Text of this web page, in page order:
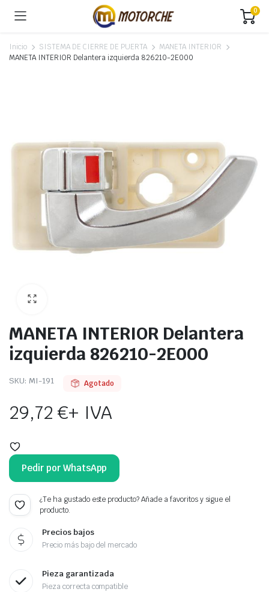
0
Inicio SISTEMA DE CIERRE DE PUERTA
MANETA INTERIOR
MANETA INTERIOR Delantera izquierda 826210-2E000
MANETA INTERIOR Delantera
izquierda 826210-2E000
SKU: MI-191 Agotado
29,72€+ IVA
Pedir por WhatsApp
¿Te ha gustado este producto? Añade a favoritos y sigue el
producto.
Precios bajos
Precio más bajo del mercado
Pieza garantizada
Pieza correcta compatible